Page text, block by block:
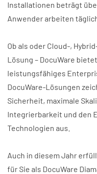
Installationen beträgt
Anwender arbeiten
Ob als oder Cloud-,
Lösung – DocuWare
leistungsfähiges
DocuWare-Lösungen
Sicherheit, maximale
Integrierbarkeit und den
Technologien aus.
Auch in diesem Jahr
für Sie als DocuWare